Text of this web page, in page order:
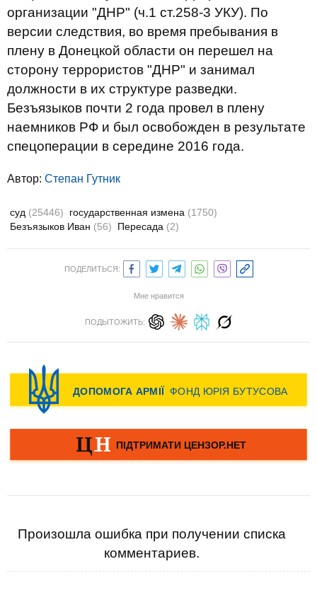
организации "ДНР" (ч.1 ст.258-3 УКУ). По
версии следствия, во время пребывания в
плену в Донецкой области он перешел на
сторону террористов "ДНР" и занимал
должности в их структуре разведки.
Безъязыков почти 2 года провел в плену
наемников РФ и был освобожден в результате
спецоперации в середине 2016 года.
Автор: Степан Гутник
суд (25446) государственная измена (1750)
Безъязыков Иван (56) Пересада (2)
ПОДЕЛИТЬСЯ:
Мне нравится
ПОДЫТОЖИТЬ:
Произошла ошибка при получении списка
комментариев.